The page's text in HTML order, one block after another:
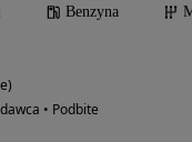
Benzyna
• Podbite